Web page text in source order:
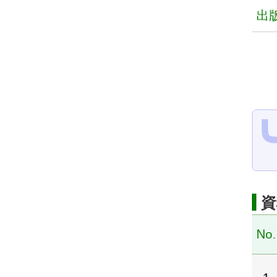
出
No.